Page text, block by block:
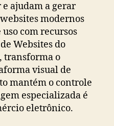
ajudam a gerar
modernos
com recursos
Websites do
transforma o
visual de
mantém o controle
especializada é
eletrônico.